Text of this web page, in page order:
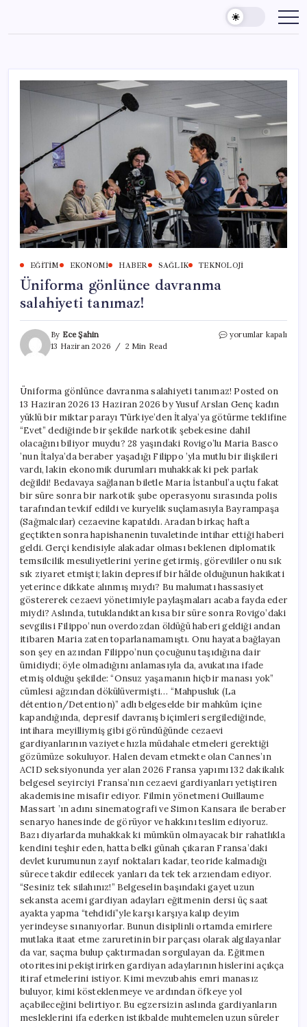
content
EĞITIM EKONOMI HABER SAĞLIK TEKNOLOJI
Üniforma gönlünce davranma
salahiyeti tanımaz!
By Ece Şahin
13 Haziran 2026
2 Min Read
Üniforma
için
yorumlar kapalı
Üniforma gönlünce davranma salahiyeti tanımaz! Posted on
13 Haziran 2026 13 Haziran 2026 by Yusuf Arslan Genç kadın
yüklü bir miktar parayı Türkiye’den İtalya’ya götürme teklifine
“Evet” dediğinde bir şekilde narkotik şebekesine dahil
olacağını biliyor muydu? 28 yaşındaki Rovigo’lu Maria Basco
’nun İtalya’da beraber yaşadığı Filippo ’yla mutlu bir ilişkileri
vardı, lakin ekonomik durumları muhakkak ki pek parlak
değildi! Bedavaya sağlanan biletle Maria İstanbul’a uçtu fakat
bir süre sonra bir narkotik şube operasyonu sırasında polis
tarafından tevkif edildi ve kuryelik suçlamasıyla Bayrampaşa
(Sağmalcılar) cezaevine kapatıldı. Aradan birkaç hafta
geçtikten sonra hapishanenin tuvaletinde intihar ettiği haberi
geldi. Gerçi kendisiyle alakadar olması beklenen diplomatik
temsilcilik mesuliyetlerini yerine getirmiş, görevililer onu sık
sık ziyaret etmişti; lakin depresif bir hâlde olduğunun hakikati
yeterince dikkate alınmış mıydı? Bu malumatı hassasiyet
göstererek cezaevi yönetimiyle paylaşmaları acaba fayda eder
miydi? Aslında, tutuklandıktan kısa bir süre sonra Rovigo’daki
sevgilisi Filippo’nun overdozdan öldüğü haberi geldiği andan
itibaren Maria zaten toparlanamamıştı. Onu hayata bağlayan
son şey en azından Filippo’nun çocuğunu taşıdığına dair
ümidiydi; öyle olmadığını anlamasıyla da, avukatına ifade
etmiş olduğu şekilde: “Onsuz yaşamanın hiçbir manası yok”
cümlesi ağzından dökülüvermişti… “Mahpusluk (La
détention/Detention)” adlı belgeselde bir mahkûm içine
kapandığında, depresif davranış biçimleri sergilediğinde,
intihara meyilliymiş gibi göründüğünde cezaevi
gardiyanlarının vaziyete hızla müdahale etmeleri gerektiği
gözümüze sokuluyor. Halen devam etmekte olan Cannes’ın
ACID seksiyonunda yer alan 2026 Fransa yapımı 132 dakikalık
belgesel seyirciyi Fransa’nın cezaevi gardiyanları yetiştiren
akademisine misafir ediyor. Filmin yönetmeni Guillaume
Massart ’ın adını sinematografi ve Simon Kansara ile beraber
senaryo hanesinde de görüyor ve hakkını teslim ediyoruz.
Bazı diyarlarda muhakkak ki mümkün olmayacak bir rahatlıkla
kendini teşhir eden, hatta belki günah çıkaran Fransa’daki
devlet kurumunun zayıf noktaları kadar, teoride kalmadığı
sürece takdir edilecek yanları da tek tek arzıendam ediyor.
“Sesiniz tek silahınız!” Belgeselin başındaki gayet uzun
sekansta acemi gardiyan adayları eğitmenin dersi üç saat
ayakta yapma “tehdidi”yle karşı karşıya kalıp deyim
yerindeyse sınanıyorlar. Bunun disiplinli ortamda emirlere
mutlaka itaat etme zaruretinin bir parçası olarak algılayanlar
da var, saçma bulup çaktırmadan sorgulayan da. Eğitmen
otoritesini pekiştirirken gardiyan adaylarının hislerini açıkça
itiraf etmelerini istiyor. Kimi mevzubahis emri manasız
buluyor, kimi kösteklenmeye ve ardından öfkeye yol
açabileceğini belirtiyor. Bu egzersizin aslında gardiyanların
mesleklerini ifa ederken istikbalde muhtemelen uzun süreler